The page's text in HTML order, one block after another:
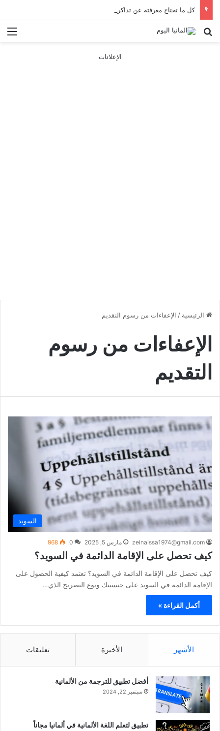
كل ما تحتاج معرفته عن تذاكر ووسائل النقل في باريس 2025
بحث عن
الإعلانات
الرئيسية / الإعفاءات من رسوم التقديم
الإعفاءات من رسوم
التقديم
السويد
zeinaissa1974@gmail.com مارس 5, 2025 0
968
كيف تحصل على الإقامة الدائمة في السويد؟
كيف تحصل على الإقامة الدائمة في السويد؟ تعتمد كيفية الحصول على
الإقامة الدائمة في السويد على جنسيتك ونوع التصريح الذي…
أكمل القراءة »
الأشهر الأخيرة تعليقات
أفضل تطبيق للترجمة من الألمانية
سبتمبر 22, 2024
تطبيق لتعلم اللغة الألمانية في ألمانيا مجاناً